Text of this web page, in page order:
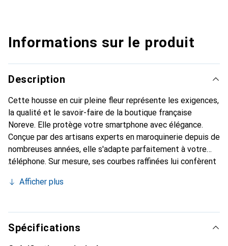
Informations sur le produit
Description
Cette housse en cuir pleine fleur représente les exigences,
la qualité et le savoir-faire de la boutique française
Noreve. Elle protège votre smartphone avec élégance.
Conçue par des artisans experts en maroquinerie depuis de
nombreuses années, elle s'adapte parfaitement à votre
téléphone. Sur mesure, ses courbes raffinées lui confèrent
et indispensable pour votre smartphone. Reconnaître
marque Noreve est un choix sûr pour une clientèle
exigeante.
Afficher plus
Spécifications